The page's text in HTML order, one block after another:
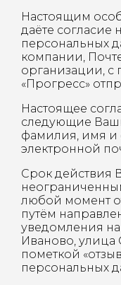
Настоящим
даёте согласие
персональных
компании,
организации,
«Прогресс»
Настоящее
следующие
фамилия, имя и
электронной
Срок действия
любой момент
путём
уведомления на
Иваново, улица
пометкой
персональных